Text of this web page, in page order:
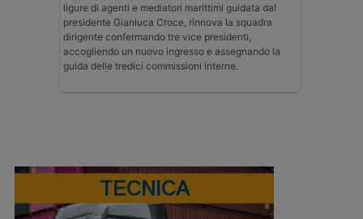
ligure di agenti e mediatori marittimi guidata dal
presidente Gianluca Croce, rinnova la squadra
dirigente confermando tre vice presidenti,
accogliendo un nuovo ingresso e assegnando la
guida delle tredici commissioni interne.
TECNICA